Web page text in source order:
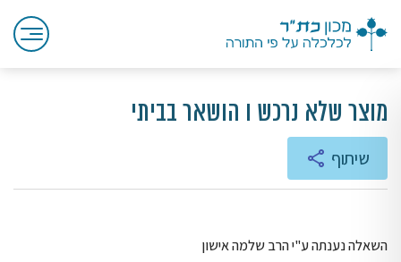
מוצר שלא נרכש ו הושאר בביתי
שיתוף
השאלה נענתה ע"י הרב שלמה אישון